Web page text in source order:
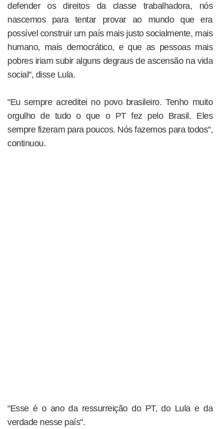
defender os direitos da classe trabalhadora, nós
nascemos para tentar provar ao mundo que era
possível construir um país mais justo socialmente, mais
humano, mais democrático, e que as pessoas mais
pobres iriam subir alguns degraus de ascensão na vida
social", disse Lula.
"Eu sempre acreditei no povo brasileiro. Tenho muito
orgulho de tudo o que o PT fez pelo Brasil. Eles
sempre fizeram para poucos. Nós fazemos para todos",
continuou.
"Esse é o ano da ressurreição do PT, do Lula e da
verdade nesse país".